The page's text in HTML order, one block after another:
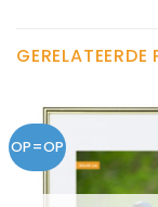
OP=OP